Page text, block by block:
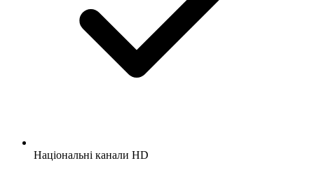
Національні канали HD